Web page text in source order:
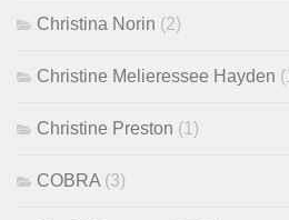
Christina Norin (2)
Christine Melieressee Hayden
Christine Preston (1)
COBRA (3)